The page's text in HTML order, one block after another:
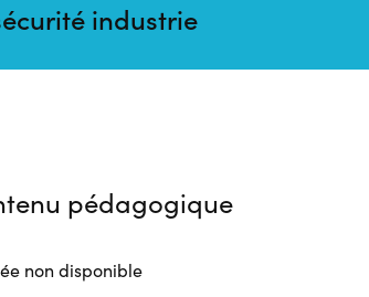
industrie
pédagogique
non disponible